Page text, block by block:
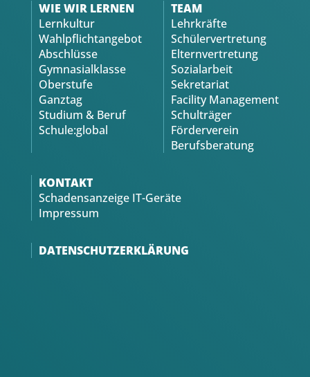
WIE WIR LERNEN
Lernkultur
Wahlpflichtangebot
Abschlüsse
Gymnasialklasse
Oberstufe
Ganztag
Studium & Beruf
Schule:global
TEAM
Lehrkräfte
Schülervertretung
Elternvertretung
Sozialarbeit
Sekretariat
Facility Management
Schulträger
Förderverein
Berufsberatung
KONTAKT
Schadensanzeige IT-Geräte
Impressum
DATENSCHUTZERKLÄRUNG